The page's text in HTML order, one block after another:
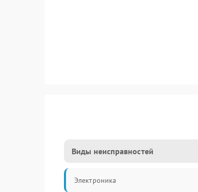
Виды неисправностей
Электроника